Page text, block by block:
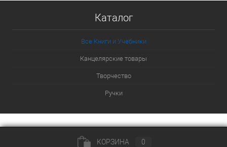
Каталог
Все Книги и Учебники
Канцелярские товары
Творчество
Ручки
КОРЗИНА 0